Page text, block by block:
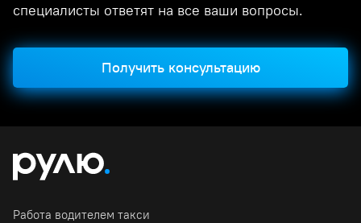
специалисты ответят на все ваши вопросы.
Получить консультацию
Работа водителем такси